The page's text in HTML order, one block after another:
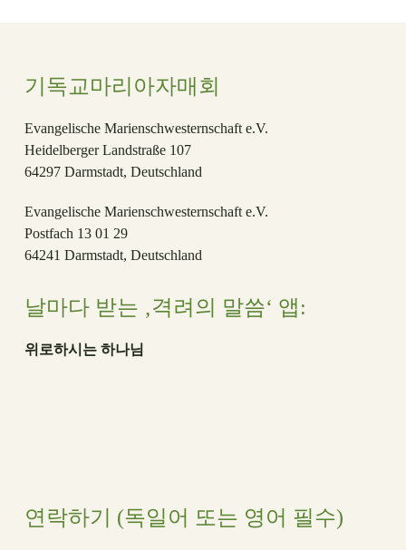
기독교마리아자매회
Evangelische Marienschwesternschaft e.V.
Heidelberger Landstraße 107
64297 Darmstadt, Deutschland
Evangelische Marienschwesternschaft e.V.
Postfach 13 01 29
64241 Darmstadt, Deutschland
날마다 받는 ‚격려의 말씀‘ 앱:
위로하시는 하나님
연락하기 (독일어 또는 영어 필수)